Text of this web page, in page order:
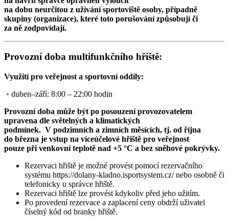
na dobu neurčitou z užívání sportoviště osoby, případně
skupiny (organizace), které toto porušování způsobují či
za ně zodpovídají.
Provozní doba multifunkčního hřiště:
Využití pro veřejnost a sportovní oddíly:
◦ duben–září: 8:00 – 22:00 hodin
Provozní doba může být po posouzení provozovatelem
upravena dle světelných a klimatických
podmínek. V podzimních a zimních měsících, tj. od října
do března je vstup na víceúčelové hřiště pro veřejnost
pouze při venkovní teplotě nad +5 °C a bez sněhové pokrývky.
Rezervaci hřiště je možné provést pomocí rezervačního
systému https://dolany-kladno.isportsystem.cz/nebo osobně či
telefonicky u správce hřiště.
Rezervaci hřiště lze provést kdykoliv před jeho užitím.
Po provedení rezervace a zaplacení ceny obdrží uživatel
číselný kód od branky hřiště.